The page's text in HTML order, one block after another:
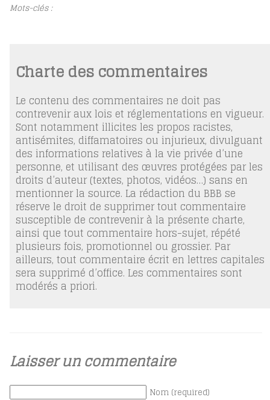
Mots-clés :
Charte des commentaires
Le contenu des commentaires ne doit pas
contrevenir aux lois et réglementations en vigueur.
Sont notamment illicites les propos racistes,
antisémites, diffamatoires ou injurieux, divulguant
des informations relatives à la vie privée d’une
personne, et utilisant des œuvres protégées par les
droits d’auteur (textes, photos, vidéos…) sans en
mentionner la source. La rédaction du BBB se
réserve le droit de supprimer tout commentaire
susceptible de contrevenir à la présente charte,
ainsi que tout commentaire hors-sujet, répété
plusieurs fois, promotionnel ou grossier. Par
ailleurs, tout commentaire écrit en lettres capitales
sera supprimé d’office. Les commentaires sont
modérés a priori.
Laisser un commentaire
Nom (required)